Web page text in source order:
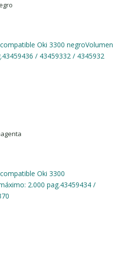
Oki 3300 negroVolumen
43459436 / 43459332 / 4345932
Oki 3300
2.000 pag.43459434 /